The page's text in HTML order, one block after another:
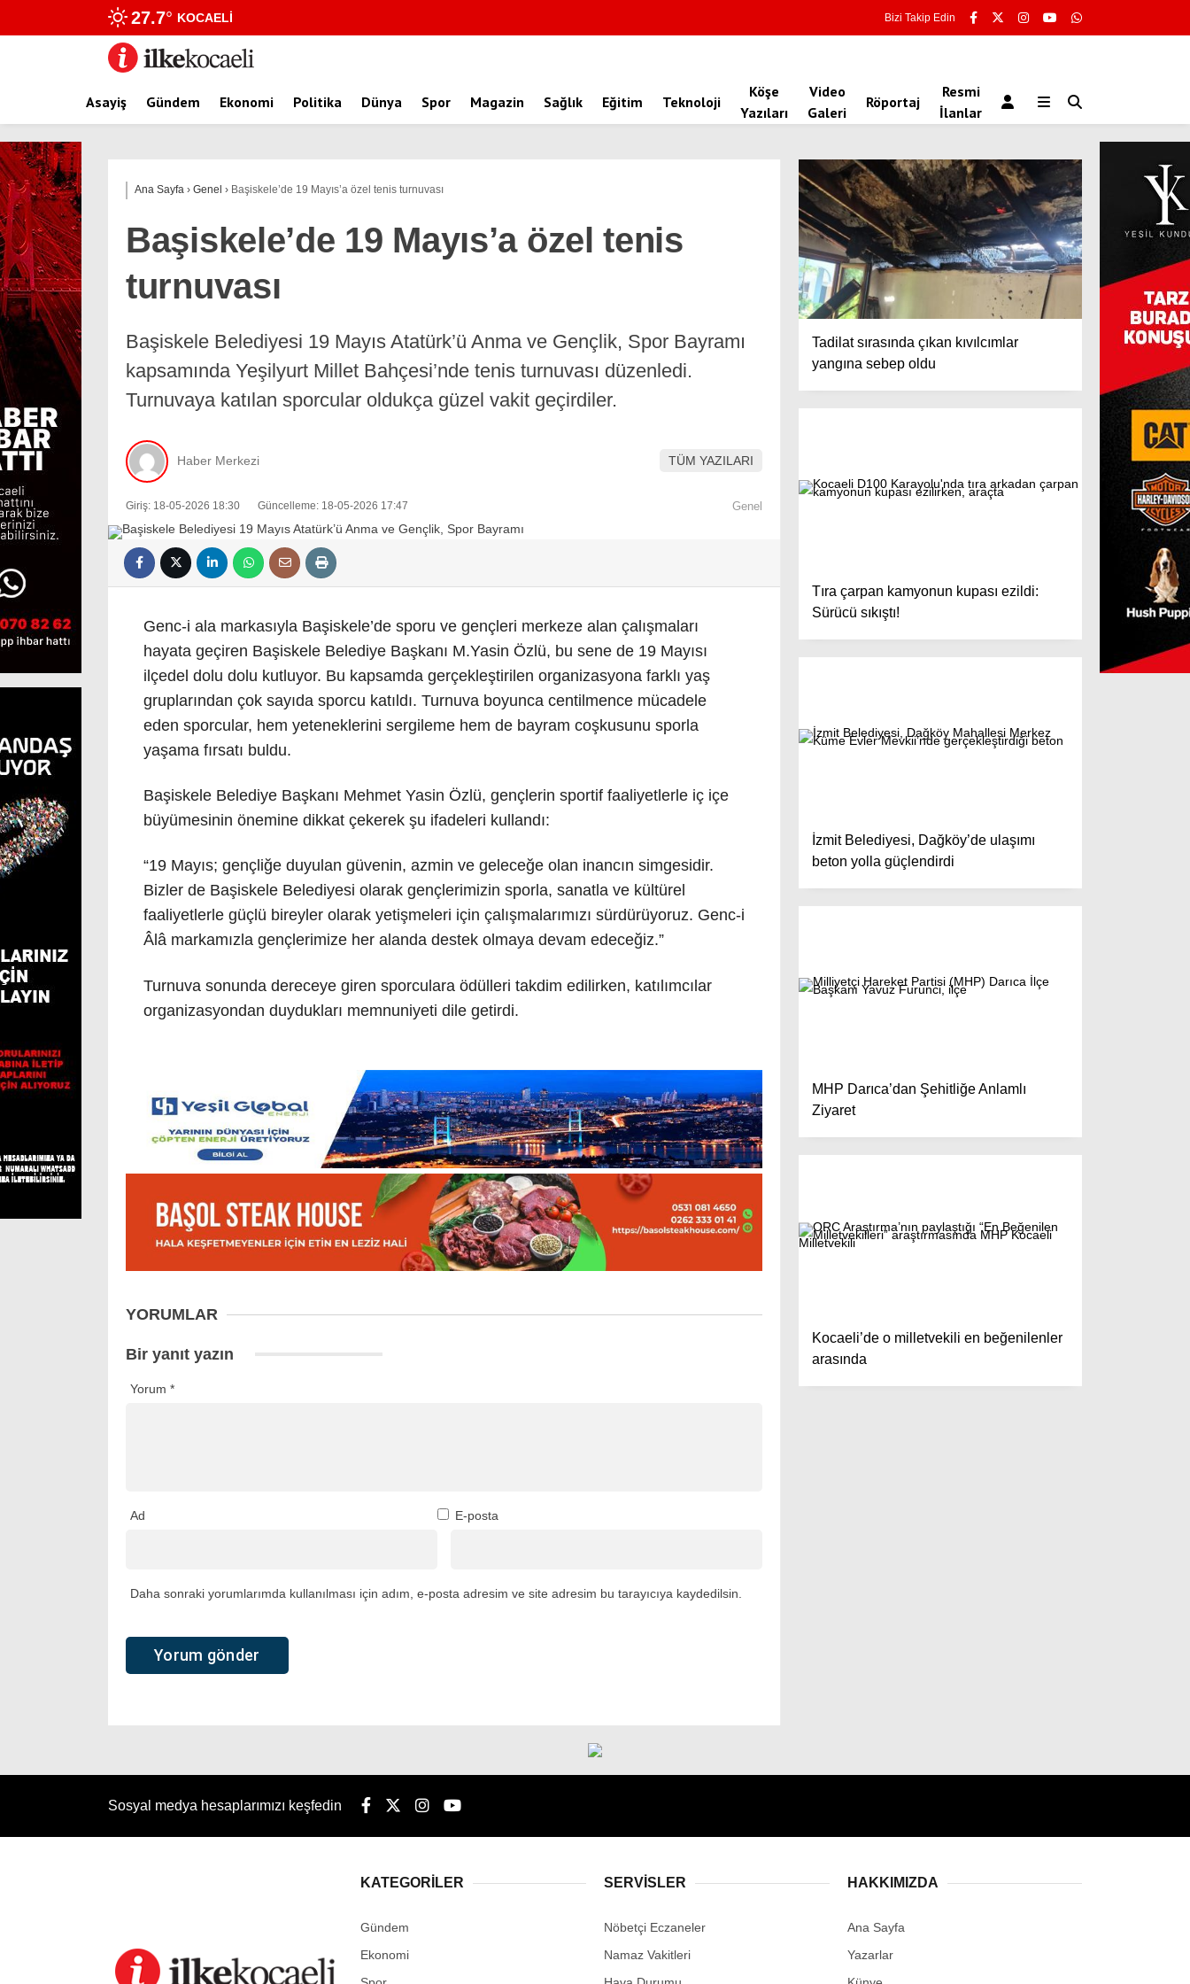
27.7° KOCAELI Bizi Takip Edin
Asayiş Gündem Ekonomi Politika Dünya Spor Magazin Sağlık Eğitim Teknoloji
Köşe
Yazıları
Video
Galeri
Röportaj
Resmi
İlanlar
Ana Sayfa › Genel › Başiskele’de 19 Mayıs’a özel tenis turnuvası
Başiskele’de 19 Mayıs’a özel tenis
turnuvası
Başiskele Belediyesi 19 Mayıs Atatürk’ü Anma ve Gençlik, Spor Bayramı
kapsamında Yeşilyurt Millet Bahçesi’nde tenis turnuvası düzenledi.
Turnuvaya katılan sporcular oldukça güzel vakit geçirdiler.
Haber Merkezi TÜM YAZILARI
Giriş: 18-05-2026 18:30 Güncelleme: 18-05-2026 17:47 Genel
Genc-i ala markasıyla Başiskele’de sporu ve gençleri merkeze alan çalışmaları
hayata geçiren Başiskele Belediye Başkanı M.Yasin Özlü, bu sene de 19 Mayısı
ilçedel dolu dolu kutluyor. Bu kapsamda gerçekleştirilen organizasyona farklı yaş
gruplarından çok sayıda sporcu katıldı. Turnuva boyunca centilmence mücadele
eden sporcular, hem yeteneklerini sergileme hem de bayram coşkusunu sporla
yaşama fırsatı buldu.
Başiskele Belediye Başkanı Mehmet Yasin Özlü, gençlerin sportif faaliyetlerle iç içe
büyümesinin önemine dikkat çekerek şu ifadeleri kullandı:
“19 Mayıs; gençliğe duyulan güvenin, azmin ve geleceğe olan inancın simgesidir.
Bizler de Başiskele Belediyesi olarak gençlerimizin sporla, sanatla ve kültürel
faaliyetlerle güçlü bireyler olarak yetişmeleri için çalışmalarımızı sürdürüyoruz. Genc-i
Âlâ markamızla gençlerimize her alanda destek olmaya devam edeceğiz.”
Turnuva sonunda dereceye giren sporculara ödülleri takdim edilirken, katılımcılar
organizasyondan duydukları memnuniyeti dile getirdi.
YORUMLAR
Bir yanıt yazın
Yorum *
Ad E-posta
Daha sonraki yorumlarımda kullanılması için adım, e-posta adresim ve site adresim bu tarayıcıya kaydedilsin.
Tadilat sırasında çıkan kıvılcımlar
yangına sebep oldu
Tıra çarpan kamyonun kupası ezildi:
Sürücü sıkıştı!
İzmit Belediyesi, Dağköy’de ulaşımı
beton yolla güçlendirdi
MHP Darıca’dan Şehitliğe Anlamlı
Ziyaret
Kocaeli’de o milletvekili en beğenilenler
arasında
Sosyal medya hesaplarımızı keşfedin
KATEGORİLER
Gündem
Ekonomi
SERVİSLER
Nöbetçi Eczaneler
Namaz Vakitleri
HAKKIMIZDA
Ana Sayfa
Yazarlar